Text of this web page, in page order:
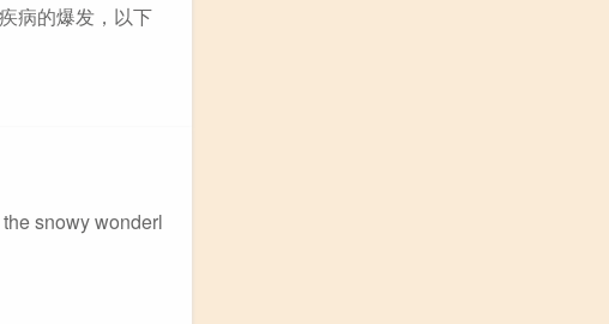
病的爆发，以下
snowy wonderl